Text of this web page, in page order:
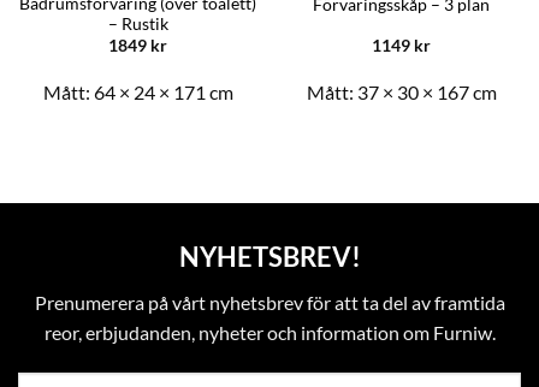
– Rustik
1849 kr
Mått: 64 × 24 × 171 cm
Förvaringsskåp – 3 plan
1149 kr
Mått: 37 × 30 × 167 cm
NYHETSBREV!
Prenumerera på vårt nyhetsbrev för att ta del av framtida
reor, erbjudanden, nyheter och information om Furniw.